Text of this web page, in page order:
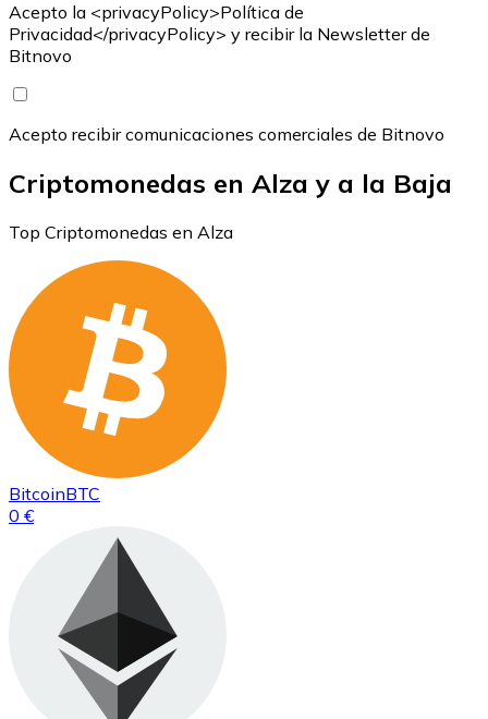
Acepto la <privacyPolicy>Política de
Privacidad</privacyPolicy> y recibir la Newsletter de
Bitnovo
Acepto recibir comunicaciones comerciales de Bitnovo
Criptomonedas en Alza y a la Baja
Top Criptomonedas en Alza
BitcoinBTC
0 €